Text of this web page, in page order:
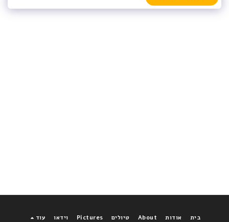
בית אודות About טיולים Pictures וידאו עוד